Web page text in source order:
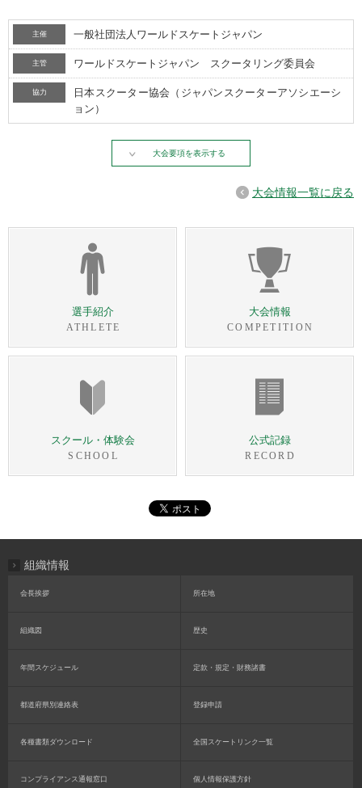
主催 一般社団法人ワールドスケートジャパン
主管 ワールドスケートジャパン スクータリング委員会
協力
日本スクーター協会（ジャパンスクーターアソシエーシ
ョン）
大会要項を表示する
大会情報一覧に戻る
選手紹介
ATHLETE
大会情報
COMPETITION
スクール・体験会
SCHOOL
公式記録
RECORD
組織情報
会長挨拶 所在地
組織図 歴史
年間スケジュール 定款・規定・財務諸書
都道府県別連絡表 登録申請
各種書類ダウンロード 全国スケートリンク一覧
コンプライアンス通報窓口 個人情報保護方針